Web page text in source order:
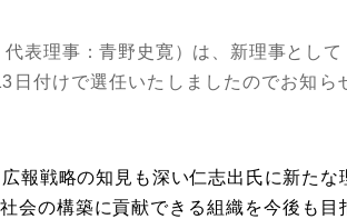
表理事：青野史寛）は、新理事として
付けで選任いたしましたのでお知ら
報戦略の知見も深い仁志出氏に新たな
会の構築に貢献できる組織を今後も目